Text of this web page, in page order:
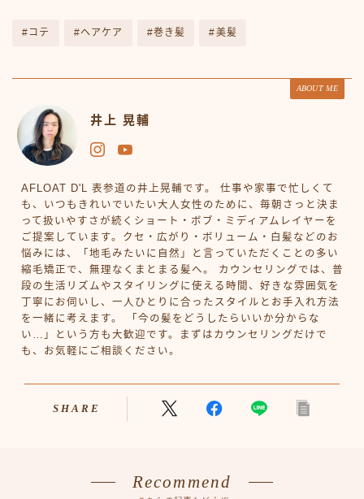
#コテ #ヘアケア #巻き髪 #美髪
ABOUT ME
井上 晃輔
AFLOAT D'L 表参道の井上晃輔です。 仕事や家事で忙しくて
も、いつもきれいでいたい大人女性のために、毎朝さっと決ま
って扱いやすさが続くショート・ボブ・ミディアムレイヤーを
ご提案しています。クセ・広がり・ボリューム・白髪などのお
悩みには、「地毛みたいに自然」と言っていただくことの多い
縮毛矯正で、無理なくまとまる髪へ。 カウンセリングでは、普
段の生活リズムやスタイリングに使える時間、好きな雰囲気を
丁寧にお伺いし、一人ひとりに合ったスタイルとお手入れ方法
を一緒に考えます。 「今の髪をどうしたらいいか分からな
い…」という方も大歓迎です。まずはカウンセリングだけで
も、お気軽にご相談ください。
SHARE
Recommend